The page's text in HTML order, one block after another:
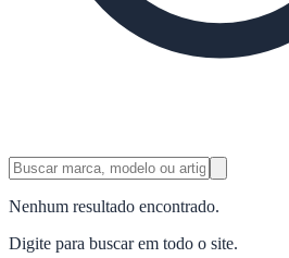
Nenhum resultado encontrado.
Digite para buscar em todo o site.